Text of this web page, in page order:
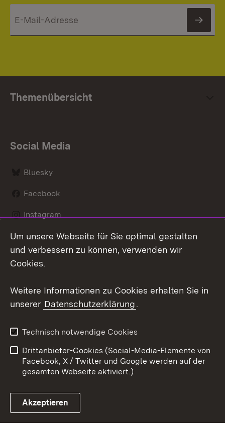
Themenübersicht
Social Media
Bluesky
Facebook
Instagram
LinkedIn
Link zum Landesportal
Datenschutz
Barrierefreiheit
Impressum
Cookies
Um unsere Webseite für Sie optimal gestalten
und verbessern zu können, verwenden wir
Cookies.
Weitere Informationen zu Cookies erhalten Sie in
unserer Datenschutzerklärung.
Technisch notwendige Cookies
Drittanbieter-Cookies (Social-Media-Elemente von
Facebook, X / Twitter und Google werden auf der
gesamten Webseite aktiviert.)
Akzeptieren